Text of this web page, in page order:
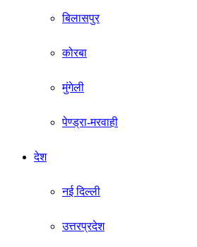
बिलासपुर
कोरबा
मुंगेली
पेण्ड्रा-मरवाही
देश
नई दिल्ली
उत्तरप्रदेश